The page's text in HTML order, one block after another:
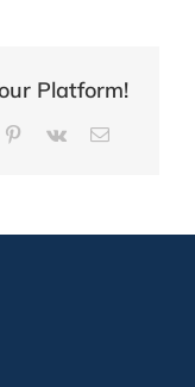
Platform!
Pinterest
Vk Email